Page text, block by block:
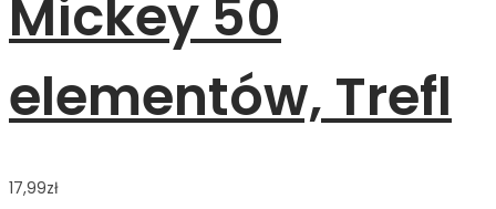
Mickey 50
elementów, Trefl
17,99zł